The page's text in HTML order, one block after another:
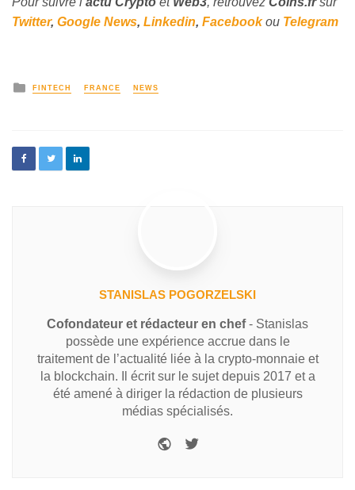
Twitter, Google News, Linkedin, Facebookou Telegram
FINTECH FRANCE NEWS
STANISLAS POGORZELSKI
Cofondateur et rédacteur en chef- Stanislas
possède une expérience accrue dans le
traitement de l’actualité liée à la crypto-monnaie et
la blockchain. Il écrit sur le sujet depuis 2017 et a
été amené à diriger la rédaction de plusieurs
médias spécialisés.